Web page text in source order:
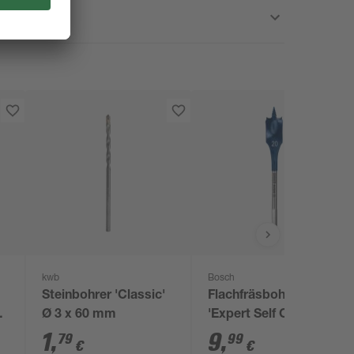
kwb
Steinbohrer 'Classic'
Ø 3 x 60 mm
1,79 €
Bosch
Flachfräsbohrer
'Expert Self Cut
Speed' 20 x 152 mm
9,99 €